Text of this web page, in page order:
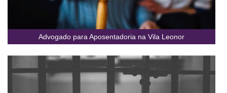
Advogado para Aposentadoria na Vila Leonor